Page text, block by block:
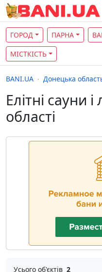
ГОРОД ПАРНА
МІСТКІСТЬ
BANI.UA Донецька
Елітні сауни
області
Усього об'єктів 2